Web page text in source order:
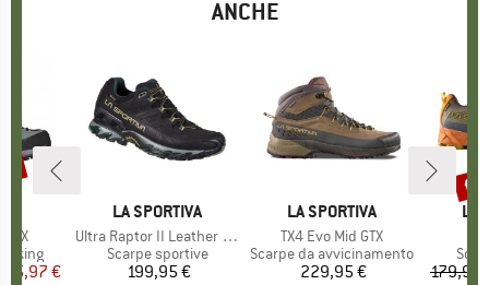
ANCHE
ridotto
€
MARCHIO
LA SPORTIVA
Articolo
Ultra Raptor II Leather Wide GTX
Gruppo di prodotti
Scarpe sportive
Prezzo
199,95 €
MARCHIO
LA SPORTIVA
Articolo
TX4 Evo Mid GTX
Gruppo di prodotti
Scarpe da avvicinamento
Prezzo
229,95 €
LA
179,95